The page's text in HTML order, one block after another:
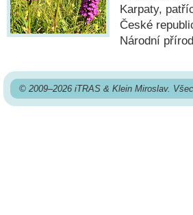
Karpaty,
České
Národní
© 2009–2026 iTRAS & Klein Miroslav.